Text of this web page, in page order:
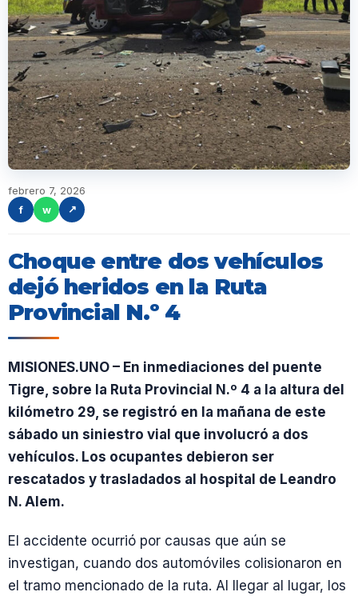
febrero 7, 2026
f
w ↗
Choque entre dos vehículos
dejó heridos en la Ruta
Provincial N.º 4
MISIONES.UNO – En inmediaciones del puente
Tigre, sobre la Ruta Provincial N.º 4 a la altura del
kilómetro 29, se registró en la mañana de este
sábado un siniestro vial que involucró a dos
vehículos. Los ocupantes debieron ser
rescatados y trasladados al hospital de Leandro
N. Alem.
El accidente ocurrió por causas que aún se
investigan, cuando dos automóviles colisionaron en
el tramo mencionado de la ruta. Al llegar al lugar, los